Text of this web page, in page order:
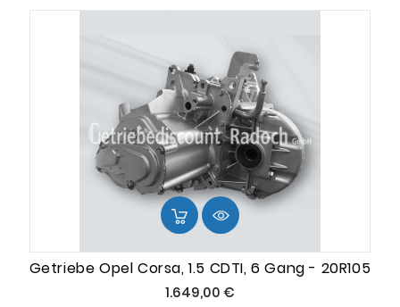
Getriebe Opel Corsa, 1.5 CDTI, 6 Gang - 20R105
1.649,00 €Preis